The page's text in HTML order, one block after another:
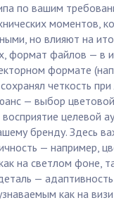
по вашим
моментов,
но влияют на
формат файлов — в
формате
четкость
— выбор
целевой
бренду. Здесь
— например,
на светлом фоне,
—
как на